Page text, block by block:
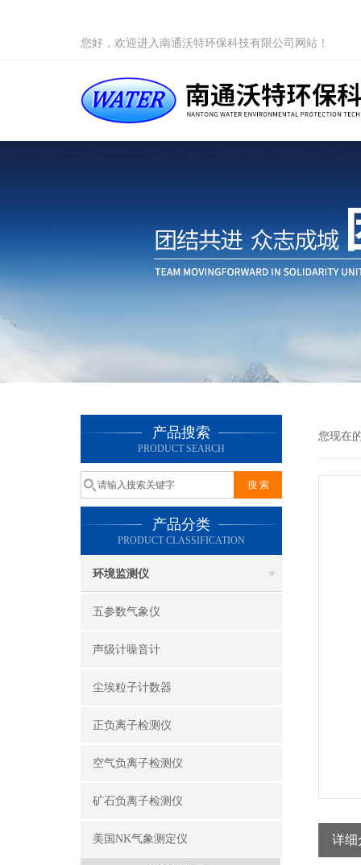
您好，欢迎进入南通沃特环保科技有限公司网站！
产品搜索
PRODUCT SEARCH
产品分类
PRODUCT CLASSIFICATION
环境监测仪
五参数气象仪
声级计噪音计
尘埃粒子计数器
正负离子检测仪
空气负离子检测仪
矿石负离子检测仪
美国NK气象测定仪
您现在
详细